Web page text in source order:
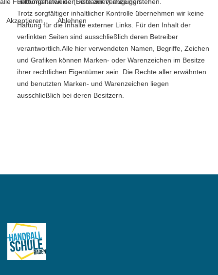
Trotz sorgfältiger inhaltlicher Kontrolle übernehmen wir keine
Haftung für die Inhalte externer Links. Für den Inhalt der
verlinkten Seiten sind ausschließlich deren Betreiber
verantwortlich.Alle hier verwendeten Namen, Begriffe, Zeichen
und Grafiken können Marken- oder Warenzeichen im Besitze
ihrer rechtlichen Eigentümer sein. Die Rechte aller erwähnten
und benutzten Marken- und Warenzeichen liegen
ausschließlich bei deren Besitzern.
Akzeptieren Ablehnen